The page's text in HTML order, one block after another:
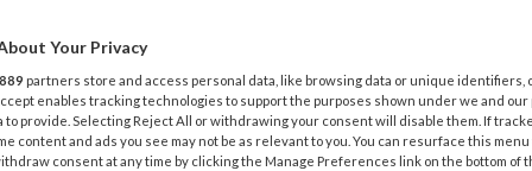
4
Your Privacy
889 partners store and access personal data, like browsing data or unique identifiers,
enables tracking technologies to support the purposes shown under we and
to provide. Selecting Reject All or withdrawing your consent will disable them. If
content and ads you see may not be as relevant to you. You can resurface this
consent at any time by clicking the Manage Preferences link on the bottom of